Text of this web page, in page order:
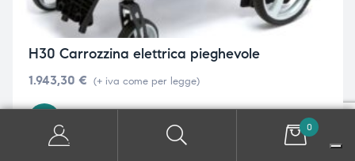
H30 Carrozzina elettrica pieghevole
1.943,30 € (+ iva come per legge)
0